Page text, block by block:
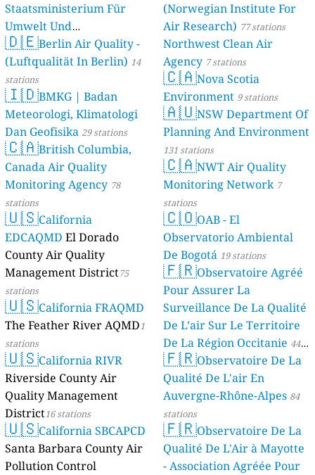
Staatsministerium Für
Umwelt Und
Verbraucherschutz) - LfU
46 stations
🇩🇪Berlin Air Quality -
(Luftqualität In Berlin) 14
stations
🇮🇩BMKG | Badan
Meteorologi, Klimatologi
Dan Geofisika 29 stations
🇨🇦British Columbia,
Canada Air Quality
Monitoring Agency 78
stations
🇺🇸California
EDCAQMD El Dorado
County Air Quality
Management District75
stations
🇺🇸California FRAQMD
The Feather River AQMD1
stations
🇺🇸California RIVR
Riverside County Air
Quality Management
District16 stations
🇺🇸California SBCAPCD
Santa Barbara County Air
Pollution Control
(Norwegian Institute For
Air Research) 77 stations
Northwest Clean Air
Agency 7 stations
🇨🇦Nova Scotia
Environment 9 stations
🇦🇺NSW Department Of
Planning And Environment
131 stations
🇨🇦NWT Air Quality
Monitoring Network 7
stations
🇨🇴OAB - El
Observatorio Ambiental
De Bogotá 19 stations
🇫🇷Observatoire Agréé
Pour Assurer La
Surveillance De La Qualité
De L’air Sur Le Territoire
De La Région Occitanie 44
stations
🇫🇷Observatoire De La
Qualité De L'air En
Auvergne-Rhône-Alpes 84
stations
🇫🇷Observatoire De La
Qualité De L'Air à Mayotte
- Association Agréée Pour